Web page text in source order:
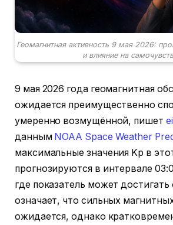
Геомагнитная активность 9 мая 2026:
и влияние на
9 мая 2026 года геомагнитная
ожидается преимущественно
умеренно возмущённой, пишет
данным NOAA Space Weather
максимальные значения Kp в
прогнозируются в интервале
где показатель может достигать
означает, что сильных
ожидается, однако